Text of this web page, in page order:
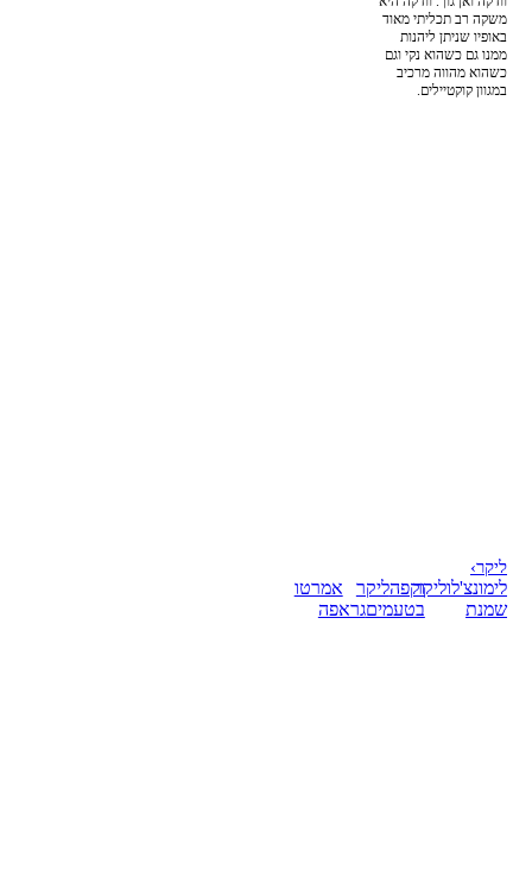
משקה רב תכליתי מאוד
באופיו שניתן ליהנות
ממנו גם כשהוא נקי וגם
כשהוא מהווה מרכיב
במגוון קוקטיילים.
ליקר›
לימונצ'לוליקר
שמנת
וקפהליקר
בטעמיםגראפה
אמרטו